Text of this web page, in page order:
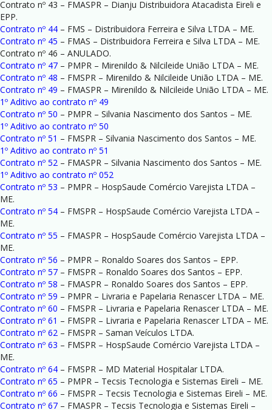
Contrato nº 43 – FMASPR – Dianju Distribuidora Atacadista Eireli e
EPP.
Contrato nº 44 – FMS – Distribuidora Ferreira e Silva LTDA – ME.
Contrato nº 45 – FMAS – Distribuidora Ferreira e Silva LTDA – ME.
Contrato nº 46 – ANULADO.
Contrato nº 47 – PMPR – Mirenildo & Nilcileide União LTDA – ME.
Contrato nº 48 – FMSPR – Mirenildo & Nilcileide União LTDA – ME.
Contrato nº 49 – FMASPR – Mirenildo & Nilcileide União LTDA – ME.
1º Aditivo ao contrato nº 49
Contrato nº 50 – PMPR – Silvania Nascimento dos Santos – ME.
1º Aditivo ao contrato nº 50
Contrato nº 51 – FMSPR – Silvania Nascimento dos Santos – ME.
1º Aditivo ao contrato nº 51
Contrato nº 52 – FMASPR – Silvania Nascimento dos Santos – ME.
1º Aditivo ao contrato nº 052
Contrato nº 53 – PMPR – HospSaude Comércio Varejista LTDA –
ME.
Contrato nº 54 – FMSPR – HospSaude Comércio Varejista LTDA –
ME.
Contrato nº 55 – FMASPR – HospSaude Comércio Varejista LTDA –
ME.
Contrato nº 56 – PMPR – Ronaldo Soares dos Santos – EPP.
Contrato nº 57 – FMSPR – Ronaldo Soares dos Santos – EPP.
Contrato nº 58 – FMASPR – Ronaldo Soares dos Santos – EPP.
Contrato nº 59 – PMPR – Livraria e Papelaria Renascer LTDA – ME.
Contrato nº 60 – FMSPR – Livraria e Papelaria Renascer LTDA – ME.
Contrato nº 61 – FMSPR – Livraria e Papelaria Renascer LTDA – ME.
Contrato nº 62 – FMSPR – Saman Veículos LTDA.
Contrato nº 63 – FMSPR – HospSaude Comércio Varejista LTDA –
ME.
Contrato nº 64 – FMSPR – MD Material Hospitalar LTDA.
Contrato nº 65 – PMPR – Tecsis Tecnologia e Sistemas Eireli – ME.
Contrato nº 66 – FMSPR – Tecsis Tecnologia e Sistemas Eireli – ME.
Contrato nº 67 – FMASPR – Tecsis Tecnologia e Sistemas Eireli –